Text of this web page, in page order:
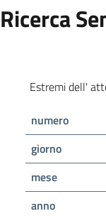
Ricerca
Estremi dell'
numero
giorno
mese
anno